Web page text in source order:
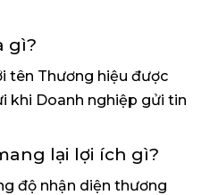
gì?
tên Thương hiệu được
khi Doanh nghiệp gửi tin
lại lợi ích gì?
độ nhận diện thương